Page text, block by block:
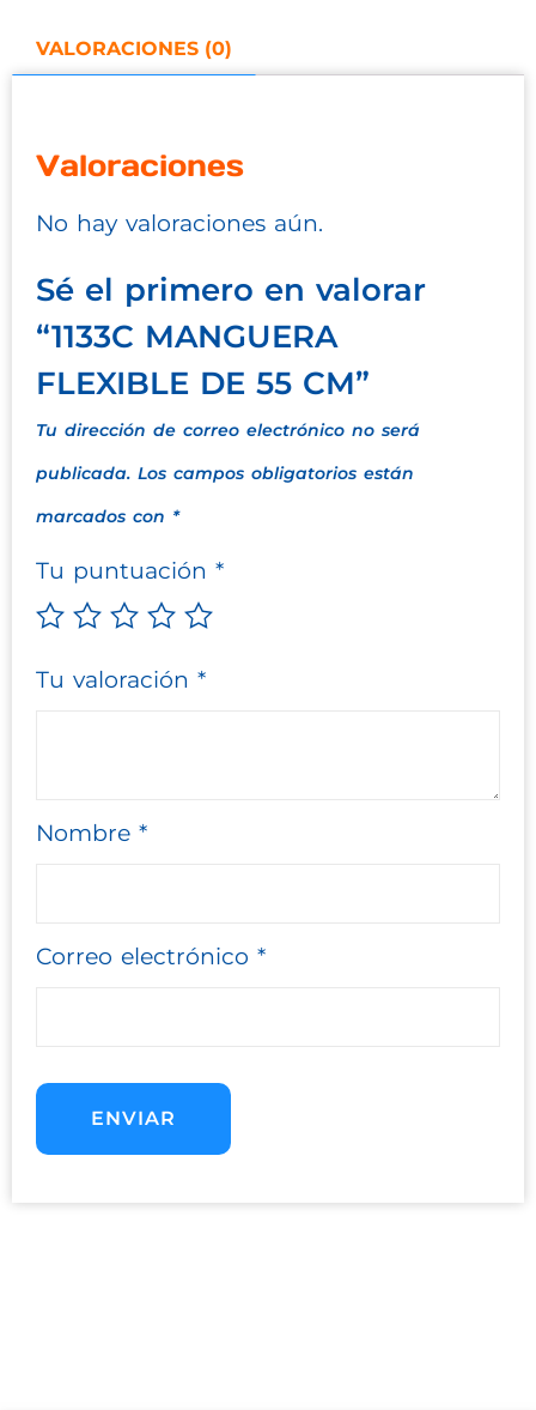
VALORACIONES (0)
Valoraciones
No hay valoraciones aún.
Sé el primero en valorar
“1133C MANGUERA
FLEXIBLE DE 55 CM”
Tu dirección de correo electrónico no será
publicada. Los campos obligatorios están
marcados con *
Tu puntuación *
Tu valoración *
Nombre *
Correo electrónico *